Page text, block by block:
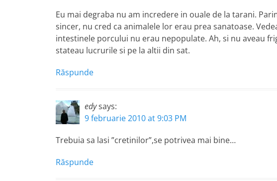
Eu mai degraba nu am incredere in ouale de la tarani.
sincer, nu cred ca animalele lor erau prea sanatoase.
intestinele porcului nu erau nepopulate. Ah, si nu aveau
stateau lucrurile si pe la altii din sat.
Răspunde
edysays:
9 februarie 2010 at 9:03 PM
Trebuia sa lasi ”cretinilor”,se potrivea mai bine…
Răspunde